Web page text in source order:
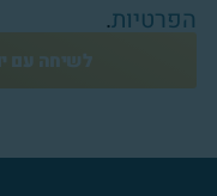
הפרטיות.
לשיחה עם